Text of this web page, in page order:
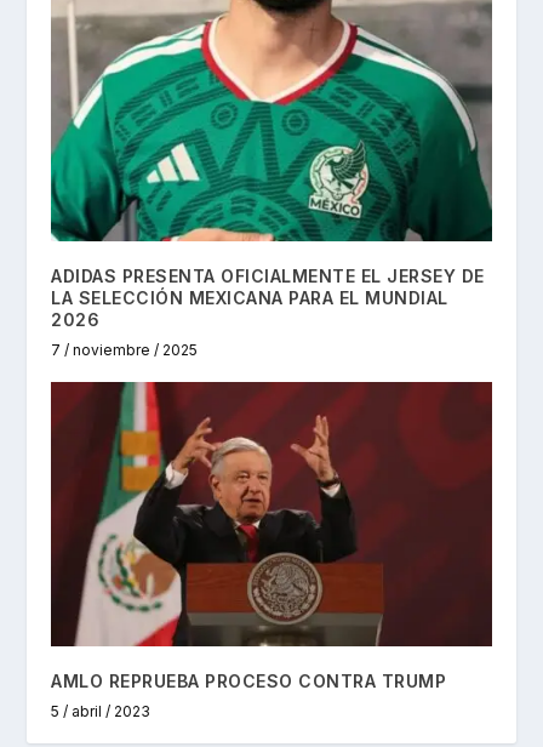
ADIDAS PRESENTA OFICIALMENTE EL JERSEY DE
LA SELECCIÓN MEXICANA PARA EL MUNDIAL
2026
7 / noviembre / 2025
AMLO REPRUEBA PROCESO CONTRA TRUMP
5 / abril / 2023